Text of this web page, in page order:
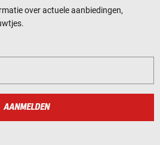
over actuele aanbiedingen,
AANMELDEN